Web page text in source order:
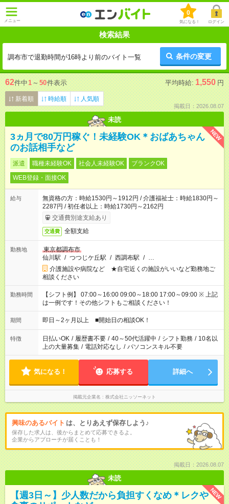
メニュー
0
気になる！ ログイン
検索結果
調布市で退勤時間が16時より前のバイト一覧 条件の変更
62件中1 ～ 50件表示 平均時給: 1,550 円
新着順 時給順 人気順
掲載日：2026.08.07
未読
NEW
3ヵ月で80万円稼ぐ！未経験OK＊おばあちゃん
のお話相手など
派遣 職種未経験OK 社会人未経験OK
ブランクOK
WEB登録・面接OK
給与
無資格の方：時給1530円～1912円 / 介護福祉士：時給1830円～
2287円 / 初任者以上：時給1730円～2162円
交通費別途支給あり
交通費 全額支給
勤務地
東京都調布市
仙川駅 / つつじケ丘駅 / 西調布駅 / …
介護施設や病院など ★自宅近くの施設がいいなど勤務地ご
相談ください
勤務時間
【シフト例】 07:00～16:00 09:00～18:00 17:00～09:00 ※ 上記
は一例です！その他シフトもご相談ください！
期間 即日～2ヶ月以上 ■開始日の相談OK！
特徴 日払いOK / 履歴書不要 / 40～50代活躍中 / シフト勤務 / 10名以
上の大量募集 / 電話対応なし / パソコンスキル不要
気になる！ 応募する 詳細へ
掲載元企業名 株式会社ニッソーネット
興味のあるバイト は、とりあえず保存しよう♪
保存した求人は、後からまとめて応募できるよ。
企業からアプローチが届くことも！
掲載日：2026.08.07
未読
NEW
【週3日～】少人数だから負担すくなめ＊レクや